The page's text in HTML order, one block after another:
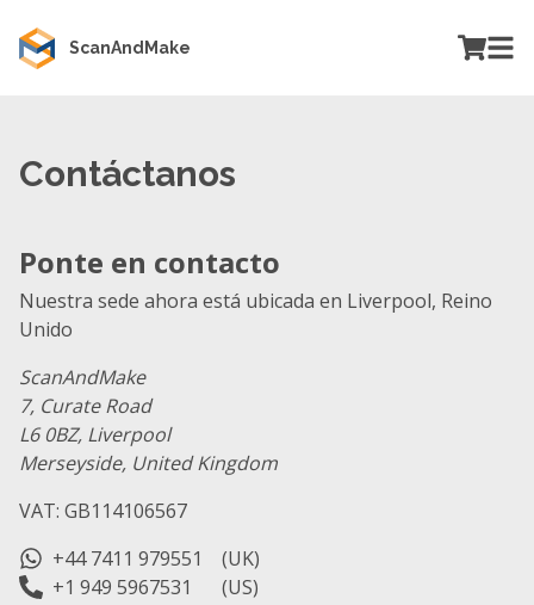
ScanAndMake
Contáctanos
Ponte en contacto
Nuestra sede ahora está ubicada en Liverpool, Reino
Unido
ScanAndMake
7, Curate Road
L6 0BZ, Liverpool
Merseyside, United Kingdom
VAT: GB114106567
+44 7411 979551
+1 949 5967531
(UK)
(US)